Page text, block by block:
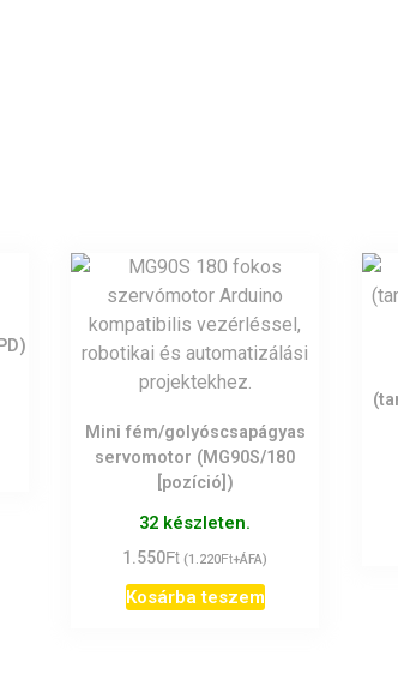
Mini fém/golyóscsapágyas
servomotor (MG90S/180
[pozíció])
32 készleten.
1.550Ft (1.220Ft+ÁFA)
Kosárba teszem